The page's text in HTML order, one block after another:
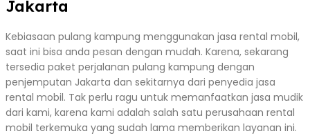
Jakarta
Kebiasaan pulang kampung menggunakan jasa rental mobil,
saat ini bisa anda pesan dengan mudah. Karena, sekarang
tersedia paket perjalanan pulang kampung dengan
penjemputan Jakarta dan sekitarnya dari penyedia jasa
rental mobil. Tak perlu ragu untuk memanfaatkan jasa mudik
dari kami, karena kami adalah salah satu perusahaan rental
mobil terkemuka yang sudah lama memberikan layanan ini.